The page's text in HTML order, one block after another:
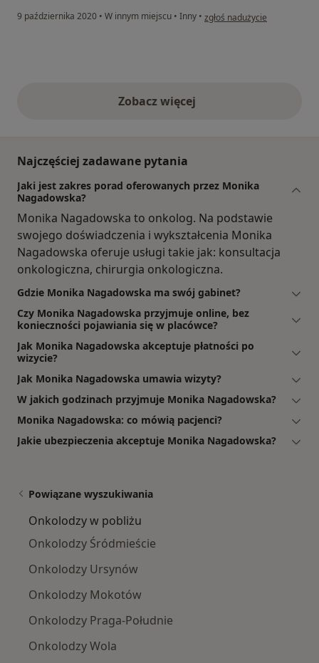
9 października 2020 • W innym miejscu • Inny • w opinii użytkownika I. L
zgłoś nadużycie
Zobacz więcejopinie powyżej
Najczęściej zadawane pytania
Jaki jest zakres porad oferowanych przez Monika
Nagadowska?
Monika Nagadowska to onkolog. Na podstawie
swojego doświadczenia i wykształcenia Monika
Nagadowska oferuje usługi takie jak: konsultacja
onkologiczna, chirurgia onkologiczna.
Gdzie Monika Nagadowska ma swój gabinet?
Czy Monika Nagadowska przyjmuje online, bez
konieczności pojawiania się w placówce?
Jak Monika Nagadowska akceptuje płatności po
wizycie?
Jak Monika Nagadowska umawia wizyty?
W jakich godzinach przyjmuje Monika Nagadowska?
Monika Nagadowska: co mówią pacjenci?
Jakie ubezpieczenia akceptuje Monika Nagadowska?
Powiązane wyszukiwania
Onkolodzy w pobliżu
Onkolodzy Śródmieście
Onkolodzy Ursynów
Onkolodzy Mokotów
Onkolodzy Praga-Południe
Onkolodzy Wola